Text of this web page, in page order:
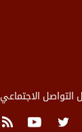
التواصل الاجتماعي